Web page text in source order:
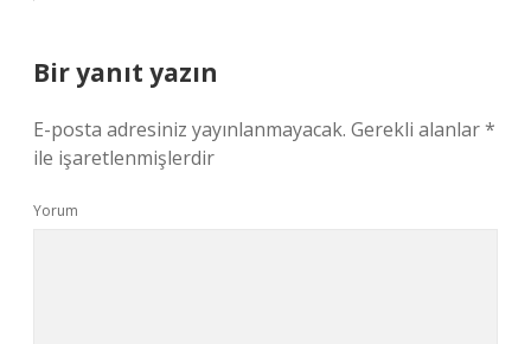
Bir yanıt yazın
E-posta adresiniz yayınlanmayacak. Gerekli alanlar*
ile işaretlenmişlerdir
Yorum